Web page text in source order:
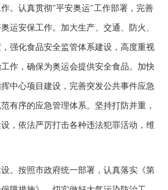
认真贯彻"平安奥运"工作部署，完善
运安保工作。加大生产、交通、防火、
强化食品安全监管体系建设，高度重视
作，确保为奥运会提供安全食品。加快
中心项目建设，完善突发公共事件应急
有序的应急管理体系。坚持打防并重，
，依法严厉打击各种违法犯罪活动，维
按照市政府统一部署，认真落实《第